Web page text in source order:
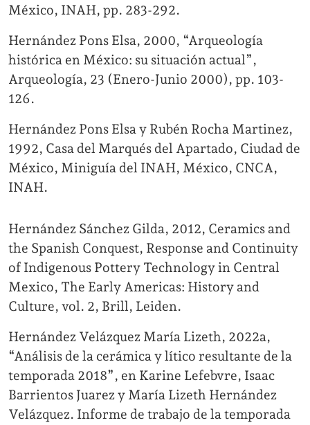
México, INAH, pp. 283-292.
Hernández Pons Elsa, 2000, “Arqueología
histórica en México: su situación actual”,
Arqueología, 23 (Enero-Junio 2000), pp. 103-
126.
Hernández Pons Elsa y Rubén Rocha Martinez,
1992, Casa del Marqués del Apartado, Ciudad de
México, Miniguía del INAH, México, CNCA,
INAH.
Hernández Sánchez Gilda, 2012, Ceramics and
the Spanish Conquest, Response and Continuity
of Indigenous Pottery Technology in Central
Mexico, The Early Americas: History and
Culture, vol. 2, Brill, Leiden.
Hernández Velázquez María Lizeth, 2022a,
“Análisis de la cerámica y lítico resultante de la
temporada 2018”, en Karine Lefebvre, Isaac
Barrientos Juarez y María Lizeth Hernández
Velázquez. Informe de trabajo de la temporada